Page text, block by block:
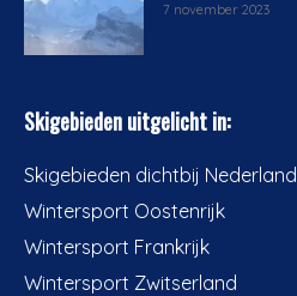
7 november 2023
Skigebieden uitgelicht in:
Skigebieden dichtbij Nederland
Wintersport Oostenrijk
Wintersport Frankrijk
Wintersport Zwitserland